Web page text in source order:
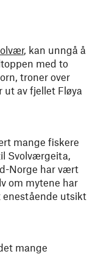
, kan unngå å
med to
troner over
av fjellet Fløya
mange fiskere
Svolværgeita,
Norge har vært
om mytene har
utsikt
mange